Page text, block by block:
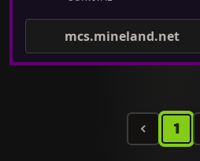
mcs.mineland.net
1